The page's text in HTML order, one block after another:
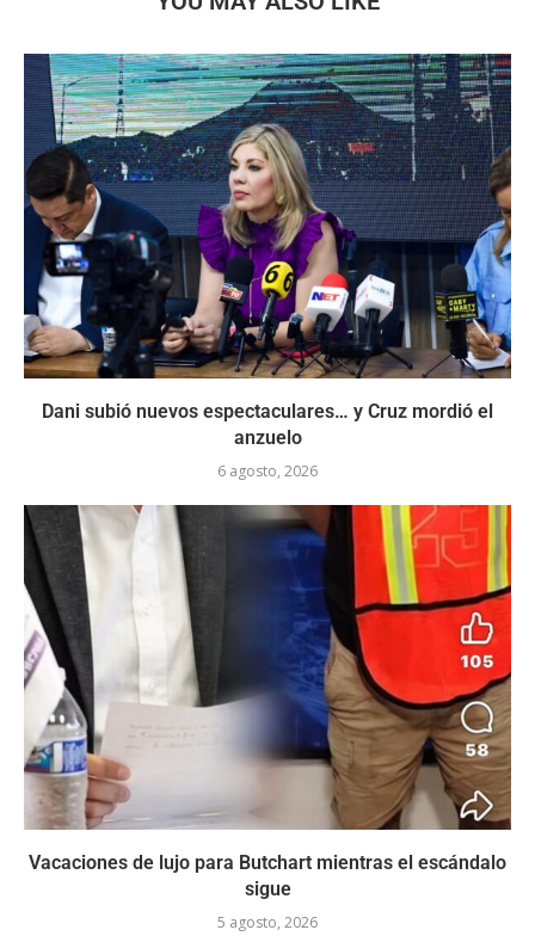
Dani subió nuevos espectaculares… y Cruz mordió el
anzuelo
6 agosto, 2026
Vacaciones de lujo para Butchart mientras el escándalo
sigue
5 agosto, 2026